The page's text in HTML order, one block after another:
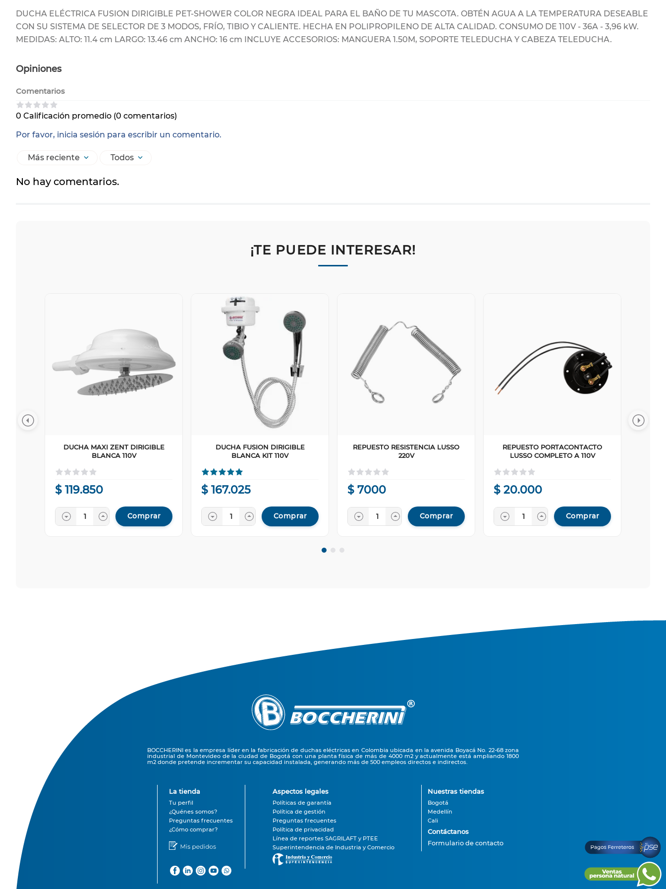
DUCHA ELÉCTRICA FUSION DIRIGIBLE PET-SHOWER COLOR NEGRA IDEAL PARA EL BAÑO DE TU MASCOTA. OBTÉN AGUA A LA TEMPERATURA DESEABLE
CON SU SISTEMA DE SELECTOR DE 3 MODOS, FRÍO, TIBIO Y CALIENTE. HECHA EN POLIPROPILENO DE ALTA CALIDAD. CONSUMO DE 110V - 36A - 3,96 kW.
MEDIDAS: ALTO: 11.4 cm LARGO: 13.46 cm ANCHO: 16 cm INCLUYE ACCESORIOS: MANGUERA 1.50M, SOPORTE TELEDUCHA Y CABEZA TELEDUCHA.
Opiniones
Comentarios
0 Calificación promedio (0 comentarios)
Por favor, inicia sesión para escribir un comentario.
Más reciente Todos
No hay comentarios.
¡TE PUEDE INTERESAR!
DUCHA MAXI ZENT DIRIGIBLE
BLANCA 110V
$ 119.850
Comprar
DUCHA FUSION DIRIGIBLE
BLANCA KIT 110V
$ 167.025
Comprar
REPUESTO RESISTENCIA LUSSO
220V
$ 7000
Comprar
REPUESTO PORTACONTACTO
LUSSO COMPLETO A 110V
$ 20.000
Comprar
BOCCHERINI es la empresa líder en la fabricación de duchas eléctricas en Colombia ubicada en la avenida Boyacá No. 22-68 zona
industrial de Montevideo de la ciudad de Bogotá con una planta física de más de 4000 m2 y actualmente está ampliando 1800
m2 donde pretende incrementar su capacidad instalada, generando más de 500 empleos directos e indirectos.
La tienda
Tu perfil
¿Quénes somos?
Preguntas frecuentes
¿Cómo comprar?
Aspectos legales
Políticas de garantía
Política de gestión
Preguntas frecuentes
Política de privacidad
Línea de reportes SAGRILAFT y PTEE
Superintendencia de Industria y Comercio
Nuestras tiendas
Bogotá
Medellín
Cali
Contáctanos
Formulario de contacto